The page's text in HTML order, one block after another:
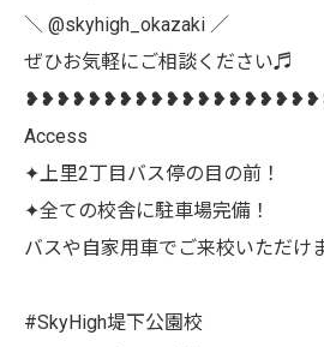
＼ @skyhigh_okazaki ／
ぜひお気軽にご相談ください♬
Access
✦上里2丁目バス停の目の前！
✦全ての校舎に駐車場完備！
バスや自家用車でご来校いただけ
#SkyHigh堤下公園校